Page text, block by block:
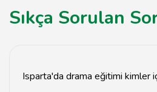
Sıkça Sorulan
Isparta'da drama eğitimi kimler